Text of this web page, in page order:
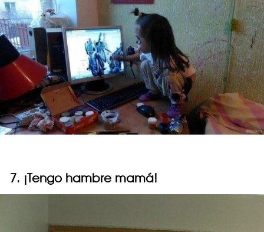
7. ¡Tengo hambre mamá!